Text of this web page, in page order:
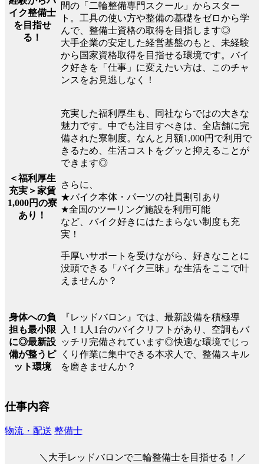
イク整備士
を目指せ
る！
間の「二輪整備専門スクール」からスター
ト。工具の使い方や整備の基礎をゼロから学
んで、整備士資格の取得を目指します◎
大手企業の安定した経営基盤のもと、未経験
から国家資格取得を目指せる環境です。バイ
ク好きを「仕事」に変えたい方は、このチャ
ンスをお見逃しなく！
＜福利厚生
充実＞家賃
1,000円の寮
あり！
充実した福利厚生も、同社ならではの大きな
魅力です。中でも注目すべきは、全店舗に完
備された寮制度。なんと月額1,000円で利用で
きるため、生活コストをグッと抑えることが
できます◎
さらに、
★バイク本体・パーツの社員割引あり
★全国のツーリング施設を利用可能
など、バイク好きにはたまらない制度も充
実！
手厚いサポートを受けながら、好きなことに
没頭できる「バイク三昧」な生活をここで叶
えませんか？
身体への負
担も最小限
に◎最新設
備が整うピ
ット環境
『レッドバロン』では、最新設備を積極導
入！1人1台のバイクリフトがあり、空調もバ
ッチリ完備されています◎快適な環境でじっ
くり作業に集中できる本求人で、整備スキル
を磨きませんか？
仕事内容
物流・配送 整備士
＼大手レッドバロンで二輪整備士を目指せる！／